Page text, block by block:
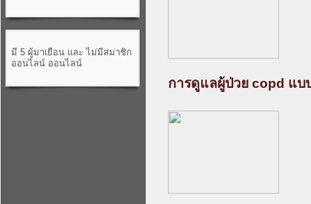
มี 5 ผู้มาเยือน และ ไม่มีสมาชิก
ออนไลน์ ออนไลน์
การดูแลผู้ป่วย copd แบ